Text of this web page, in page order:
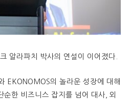
알라파치 박사의 연설이 이어졌다.
EKONOMOS의 놀라운 성장에 대해
한 비즈니스 잡지를 넘어 대사, 외